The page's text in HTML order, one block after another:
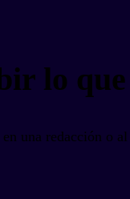
lo
una redacción o